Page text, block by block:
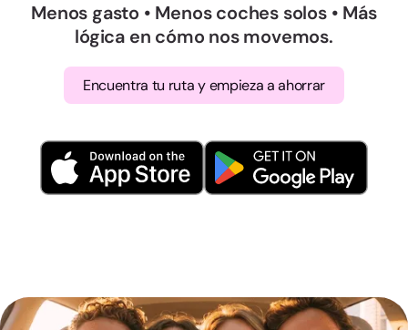
Menos gasto • Menos coches solos • Más
lógica en cómo nos movemos.
Encuentra tu ruta y empieza a ahorrar